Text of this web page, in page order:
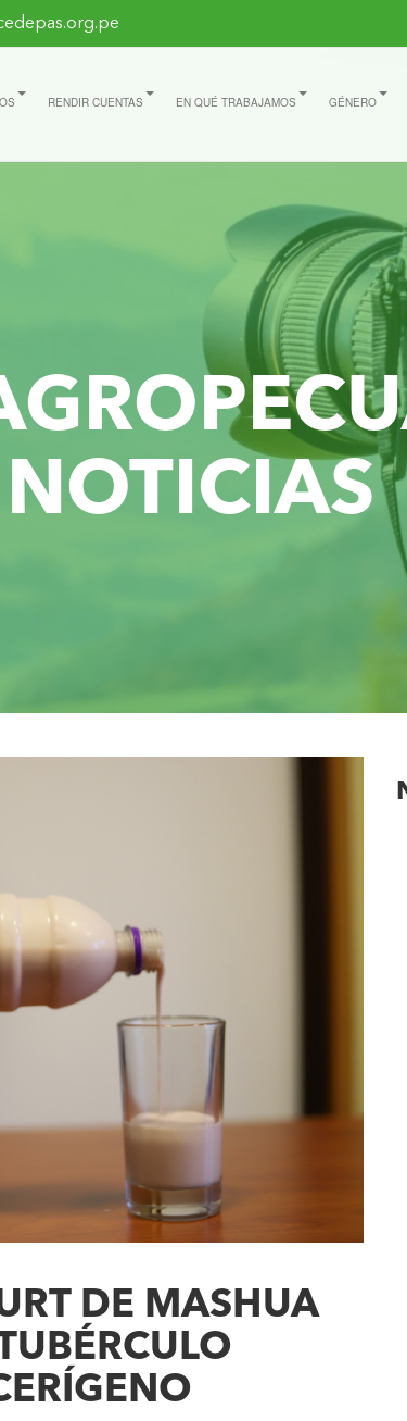
RENDIR CUENTAS EN QUÉ TRABAJAMOS GÉNERO
NOTICIAS
DE MASHUA